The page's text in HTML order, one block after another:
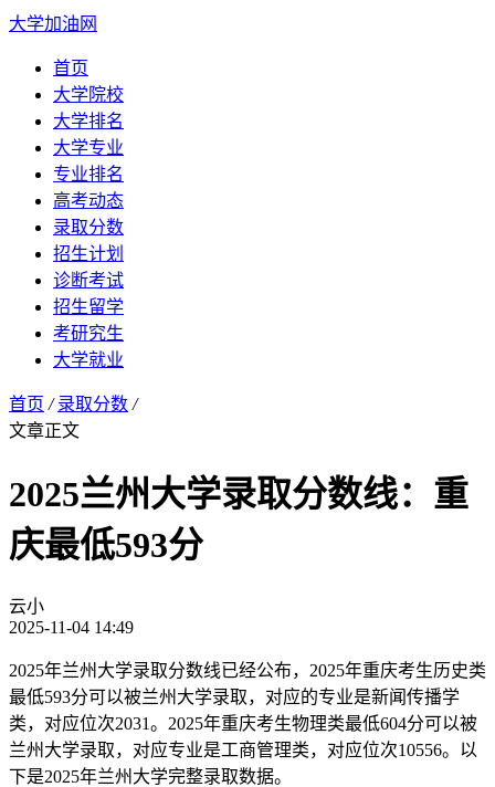
大学加油网
首页
大学院校
大学排名
大学专业
专业排名
高考动态
录取分数
招生计划
诊断考试
招生留学
考研究生
大学就业
首页 / 录取分数 /
文章正文
2025兰州大学录取分数线：重
庆最低593分
云小
2025-11-04 14:49
2025年兰州大学录取分数线已经公布，2025年重庆考生历史类
最低593分可以被兰州大学录取，对应的专业是新闻传播学
类，对应位次2031。2025年重庆考生物理类最低604分可以被
兰州大学录取，对应专业是工商管理类，对应位次10556。以
下是2025年兰州大学完整录取数据。